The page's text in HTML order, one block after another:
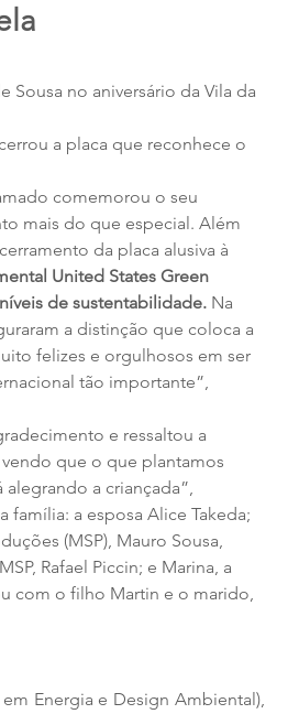
Sousa no aniversário da Vila da
a placa que reconhece o
comemorou o seu
mais do que especial. Além
da placa alusiva à
United States Green
de sustentabilidade. Na
a distinção que coloca a
felizes e orgulhosos em ser
tão importante”,
e ressaltou a
que o que plantamos
a criançada”,
a esposa Alice Takeda;
(MSP), Mauro Sousa,
Rafael Piccin; e Marina, a
com o filho Martin e o marido,
Energia e Design Ambiental),